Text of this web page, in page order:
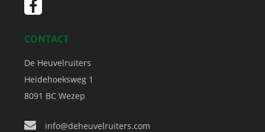
CONTACT
De Heuvelruiters
Heidehoeksweg 1
8091 BC Wezep
info@deheuvelruiters.com